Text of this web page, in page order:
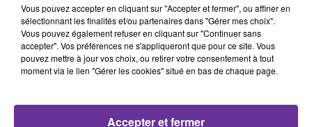
LB
JOURNAL DU LIBAN
LE JOURNAL DU LIBAN DU SOIR DU 19/04/24
0:00 15 min 31 sec
Vous pouvez accepter en cliquant sur "Accepter et fermer", ou affiner en
sélectionnant les finalités et/ou partenaires dans "Gérer mes choix".
Vous pouvez également refuser en cliquant sur "Continuer sans
accepter". Vos préférences ne s'appliqueront que pour ce site. Vous
pouvez mettre à jour vos choix, ou retirer votre consentement à tout
moment via le lien "Gérer les cookies" situé en bas de chaque page.
Accepter et fermer